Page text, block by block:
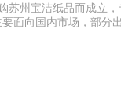
苏州宝洁纸品而成立
面向国内市场，部